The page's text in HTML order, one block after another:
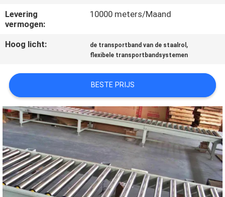
SITEMAP
PRIVACY
Levering
vermogen:
10000 meters/Maand
Hoog licht: de transportband van de staalrol ,
flexibele transportbandsystemen
BESTE PRIJS